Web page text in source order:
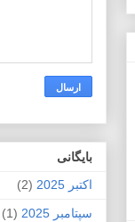
بايگانی
اکتبر 2025
(2)
سپتامبر 2025
(1)